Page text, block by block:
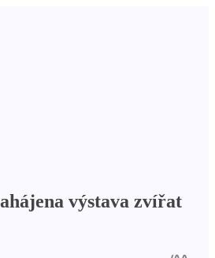
výstava zvířat